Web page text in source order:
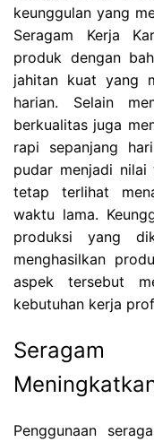
keunggulan yang
Seragam Kerja
produk dengan
jahitan kuat yang
harian. Selain
berkualitas juga
rapi sepanjang
pudar menjadi nilai
tetap terlihat
waktu lama.
produksi yang
menghasilkan
aspek tersebut
kebutuhan kerja
Seragam
Penggunaan